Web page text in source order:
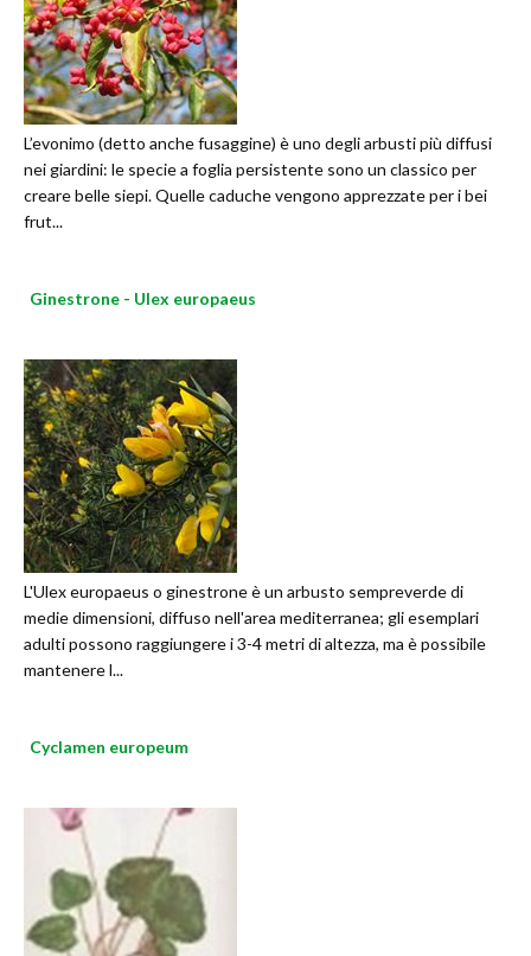
L’evonimo (detto anche fusaggine) è uno degli arbusti più diffusi
nei giardini: le specie a foglia persistente sono un classico per
creare belle siepi. Quelle caduche vengono apprezzate per i bei
frut...
Ginestrone - Ulex europaeus
L'Ulex europaeus o ginestrone è un arbusto sempreverde di
medie dimensioni, diffuso nell'area mediterranea; gli esemplari
adulti possono raggiungere i 3-4 metri di altezza, ma è possibile
mantenere l...
Cyclamen europeum